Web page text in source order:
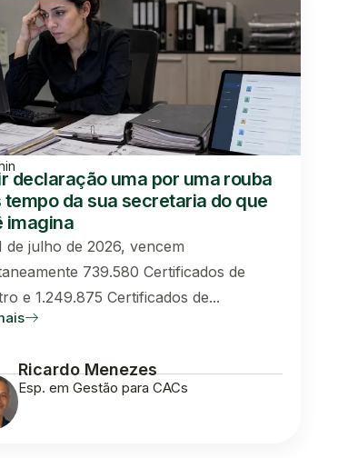
declaração uma por uma rouba
tempo da sua secretaria do que
imagina
de julho de 2026, vencem
739.580 Certificados de
e 1.249.875 Certificados de...
Ricardo Menezes
Esp. em Gestão para CACs